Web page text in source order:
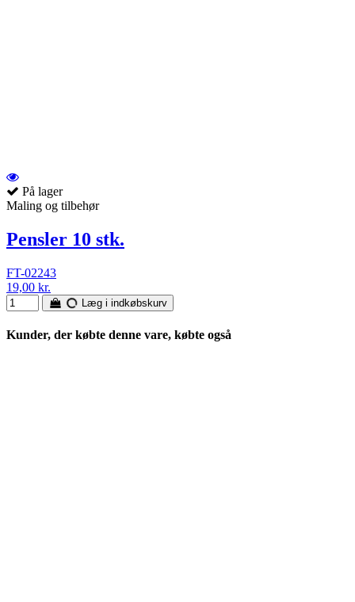
På lager
Maling og tilbehør
Pensler 10 stk.
FT-02243
19,00 kr.
Læg i indkøbskurv
Kunder, der købte denne vare, købte også